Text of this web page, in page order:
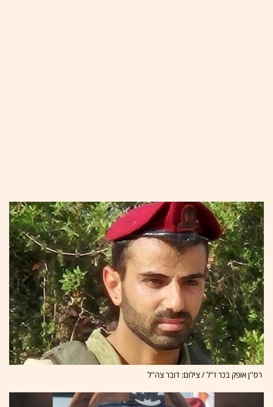
רס''ן אופק בכר ז''ל / צילום: דובר צה''ל